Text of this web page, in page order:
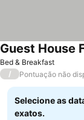
Bed & Breakfast
Guest House
/ Pontuação não
Selecione as
exatos.